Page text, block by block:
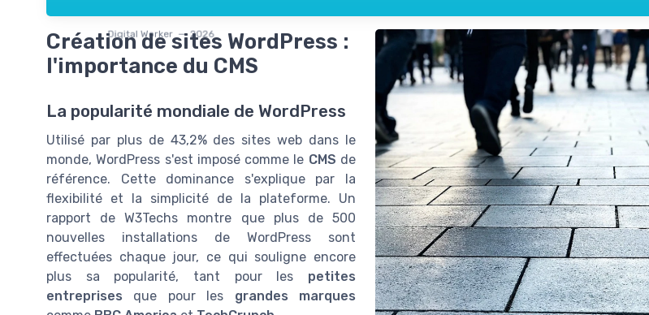
Digital Worker — 2026
Création de sites WordPress :
l'importance du CMS
La popularité mondiale de WordPress
Utilisé par plus de 43,2% des sites web dans le
monde, WordPress s'est imposé comme le CMS de
référence. Cette dominance s'explique par la
flexibilité et la simplicité de la plateforme. Un
rapport de W3Techs montre que plus de 500
nouvelles installations de WordPress sont
effectuées chaque jour, ce qui souligne encore
plus sa popularité, tant pour les petites
entreprises que pour les grandes marques